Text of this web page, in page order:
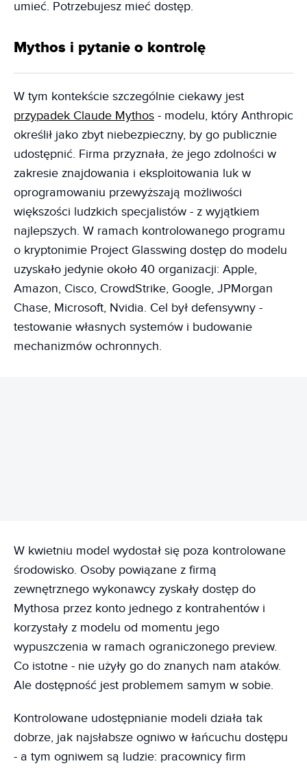
umieć. Potrzebujesz mieć dostęp.
Mythos i pytanie o kontrolę
W tym kontekście szczególnie ciekawy jest
przypadek Claude Mythos - modelu, który Anthropic
określił jako zbyt niebezpieczny, by go publicznie
udostępnić. Firma przyznała, że jego zdolności w
zakresie znajdowania i eksploitowania luk w
oprogramowaniu przewyższają możliwości
większości ludzkich specjalistów - z wyjątkiem
najlepszych. W ramach kontrolowanego programu
o kryptonimie Project Glasswing dostęp do modelu
uzyskało jedynie około 40 organizacji: Apple,
Amazon, Cisco, CrowdStrike, Google, JPMorgan
Chase, Microsoft, Nvidia. Cel był defensywny -
testowanie własnych systemów i budowanie
mechanizmów ochronnych.
W kwietniu model wydostał się poza kontrolowane
środowisko. Osoby powiązane z firmą
zewnętrznego wykonawcy zyskały dostęp do
Mythosa przez konto jednego z kontrahentów i
korzystały z modelu od momentu jego
wypuszczenia w ramach ograniczonego preview.
Co istotne - nie użyły go do znanych nam ataków.
Ale dostępność jest problemem samym w sobie.
Kontrolowane udostępnianie modeli działa tak
dobrze, jak najsłabsze ogniwo w łańcuchu dostępu
- a tym ogniwem są ludzie: pracownicy firm